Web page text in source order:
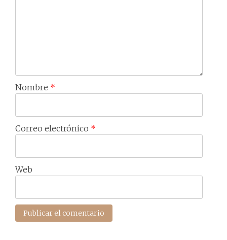
Nombre *
Correo electrónico *
Web